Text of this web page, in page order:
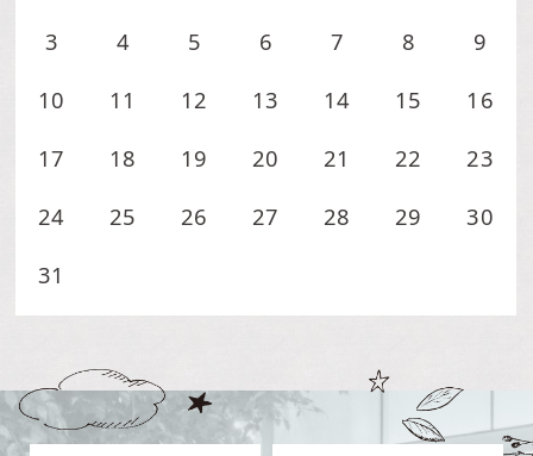
3
4 5 6 7 8
9
10
11 12 13 14 15
16
17
18 19 20 21 22
23
24
25 26 27 28 29
30
31